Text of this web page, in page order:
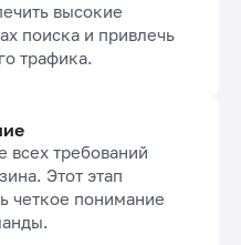
высокие
поиска и привлечь
трафика.
всех требований
Этот этап
четкое понимание